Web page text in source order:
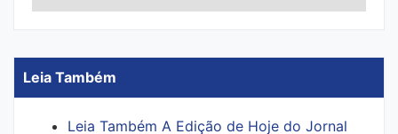
Leia Também
Leia Também A Edição de Hoje do Jornal